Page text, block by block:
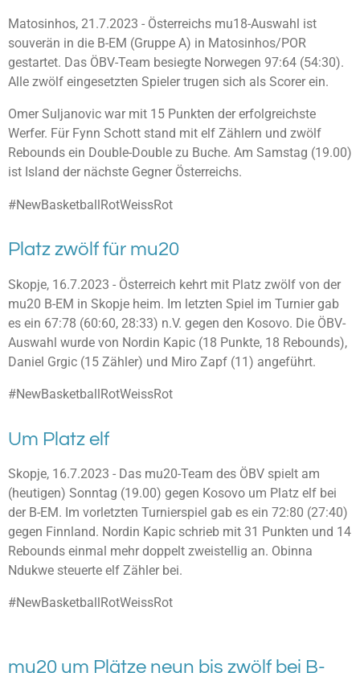
Matosinhos, 21.7.2023 - Österreichs mu18-Auswahl ist
souverän in die B-EM (Gruppe A) in Matosinhos/POR
gestartet. Das ÖBV-Team besiegte Norwegen 97:64 (54:30).
Alle zwölf eingesetzten Spieler trugen sich als Scorer ein.
Omer Suljanovic war mit 15 Punkten der erfolgreichste
Werfer. Für Fynn Schott stand mit elf Zählern und zwölf
Rebounds ein Double-Double zu Buche. Am Samstag (19.00)
ist Island der nächste Gegner Österreichs.
#NewBasketballRotWeissRot
Platz zwölf für mu20
Skopje, 16.7.2023 - Österreich kehrt mit Platz zwölf von der
mu20 B-EM in Skopje heim. Im letzten Spiel im Turnier gab
es ein 67:78 (60:60, 28:33) n.V. gegen den Kosovo. Die ÖBV-
Auswahl wurde von Nordin Kapic (18 Punkte, 18 Rebounds),
Daniel Grgic (15 Zähler) und Miro Zapf (11) angeführt.
#NewBasketballRotWeissRot
Um Platz elf
Skopje, 16.7.2023 - Das mu20-Team des ÖBV spielt am
(heutigen) Sonntag (19.00) gegen Kosovo um Platz elf bei
der B-EM. Im vorletzten Turnierspiel gab es ein 72:80 (27:40)
gegen Finnland. Nordin Kapic schrieb mit 31 Punkten und 14
Rebounds einmal mehr doppelt zweistellig an. Obinna
Ndukwe steuerte elf Zähler bei.
#NewBasketballRotWeissRot
mu20 um Plätze neun bis zwölf bei B-